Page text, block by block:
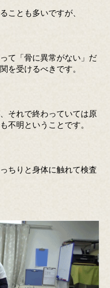
ことも多いですが、
て「骨に異常がない」だ
を受けるべきです。
それで終わっていては原
不明ということです。
ちりと身体に触れて検査